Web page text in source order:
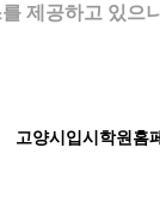
제공하고 있으
고양시입시학원홈